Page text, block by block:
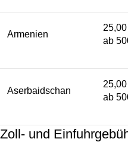
Armenien
ab
Aserbaidschan
ab
Zoll- und